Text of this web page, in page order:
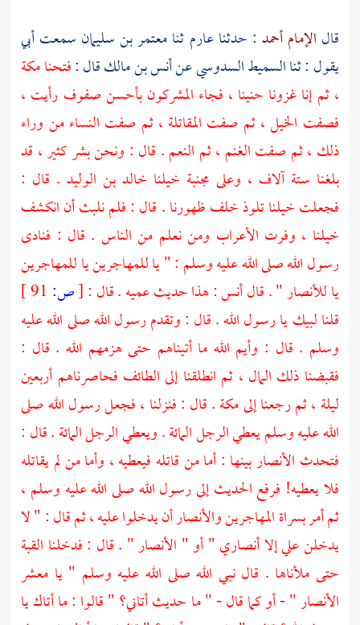
قال الإمام أحمد : حدثناعارم ثنامعتمر بن سليمان سمعت أبي
يقول : ثناالسميط السدوسيعنأنس بن مالكقال :فتحنامكة
،ثم إنا غزونا حنينا ، فجاء المشركون بأحسن صفوف رأيت ،
فصفت الخيل ، ثم صفت المقاتلة ، ثم صفت النساء من وراء
ذلك ، ثم صفت الغنم ، ثم النعم . قال : ونحن بشر كثير ، قد
بلغنا ستة آلاف ، وعلى مجنبة خيلنا خالد بن الوليد . قال :
فجعلت خيلنا تلوذ خلف ظهورنا . قال : فلم نلبث أن انكشف
خيلنا ، وفرت الأعراب ومن نعلم من الناس . قال : فنادى
رسول الله صلى الله عليه وسلم : " يا للمهاجرين يا للمهاجرين
يا للأنصار " . قال أنس : هذا حديث عميه . قال :[ص:
قلنا لبيك يا رسول الله . قال : وتقدم رسول الله صلى الله عليه
وسلم . قال : وأيم الله ما أتيناهم حتى هزمهم الله . قال :
فقبضنا ذلك المال ، ثم انطلقنا إلىالطائف فحاصرناهم أربعين
ليلة ، ثم رجعنا إلىمكة. قال : فنزلنا ، فجعل رسول الله صلى
الله عليه وسلم يعطي الرجل المائة . ويعطي الرجل المائة . قال :
فتحدث الأنصاربينها : أما من قاتله فيعطيه ، وأما من لم يقاتله
فلا يعطيه! فرفع الحديث إلى رسول الله صلى الله عليه وسلم ،
ثم أمر بسراة المهاجرينوالأنصارأن يدخلوا عليه ، ثم قال : " لا
يدخلن علي إلا أنصاري " أو " الأنصار" . قال : فدخلنا القبة
حتى ملأناها . قال نبي الله صلى الله عليه وسلم " يا معشر
الأنصار" - أو كما قال - " ما حديث أتاني؟ " قالوا : ما أتاك يا